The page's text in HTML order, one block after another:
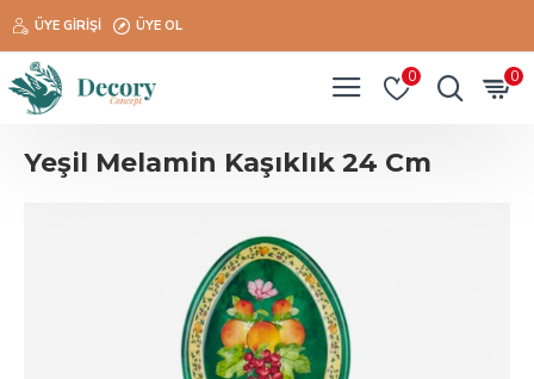
ÜYE GIRIŞI ÜYE OL
0 0
Yeşil Melamin Kaşıklık 24 Cm